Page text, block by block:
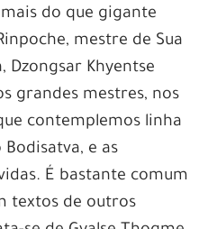
do que gigante
mestre de Sua
Dzongsar Khyentse
grandes mestres, nos
contemplemos linha
Bodisatva, e as
É bastante comum
textos de outros